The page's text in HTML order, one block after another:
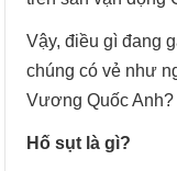
Vậy, điều gì đang
chúng có vẻ như
Vương Quốc Anh?
Hố sụt là gì?